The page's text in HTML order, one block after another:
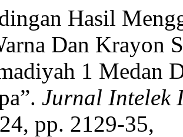
Hasil
Dan Krayon
1 Medan
Jurnal Intelek
pp. 2129-35,